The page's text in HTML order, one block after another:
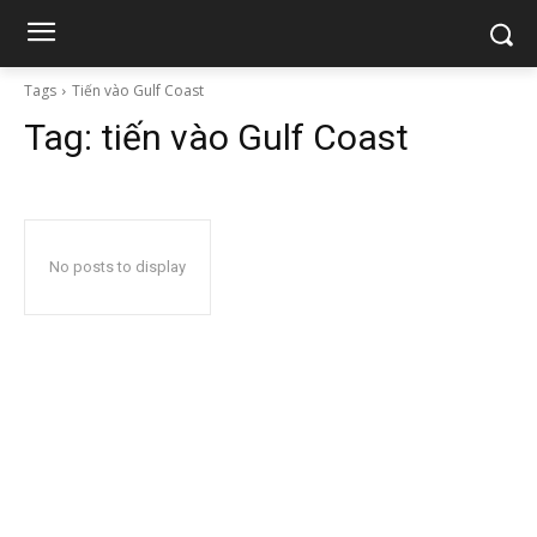
Tags Tiến vào Gulf Coast
Tag: tiến vào Gulf Coast
No posts to display